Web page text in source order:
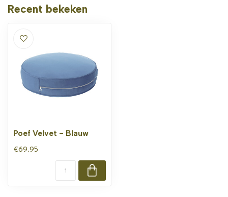
Recent bekeken
Poef Velvet - Blauw
€69,95